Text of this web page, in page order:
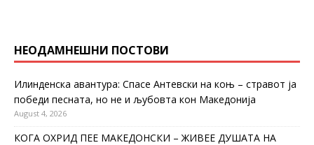
НЕОДАМНЕШНИ ПОСТОВИ
Илинденска авантура: Спасе Антевски на коњ – стравот ја
победи песната, но не и љубовта кон Македонија
August 4, 2026
КОГА ОХРИД ПЕЕ МАКЕДОНСКИ – ЖИВЕЕ ДУШАТА НА